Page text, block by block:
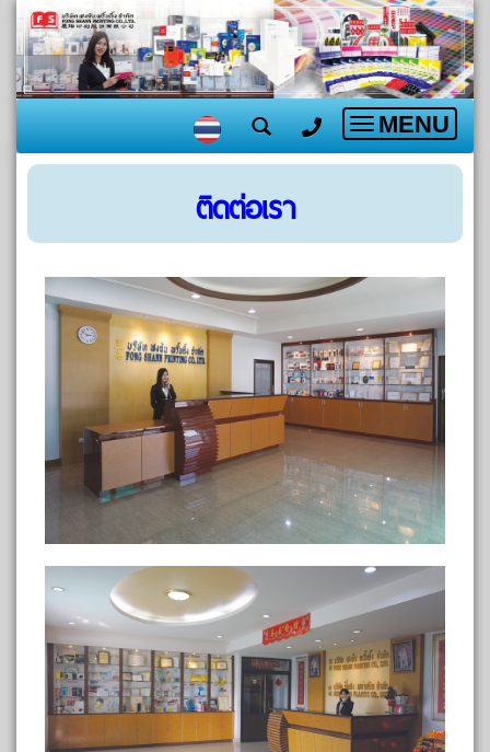
Toggle
navigation
MENU
ติดต่อเรา